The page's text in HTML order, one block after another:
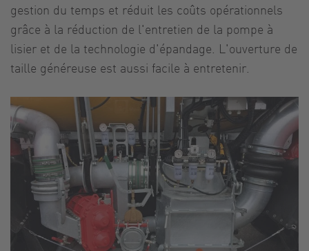
gestion du temps et réduit les coûts opérationnels
grâce à la réduction de l'entretien de la pompe à
lisier et de la technologie d'épandage. L'ouverture de
taille généreuse est aussi facile à entretenir.